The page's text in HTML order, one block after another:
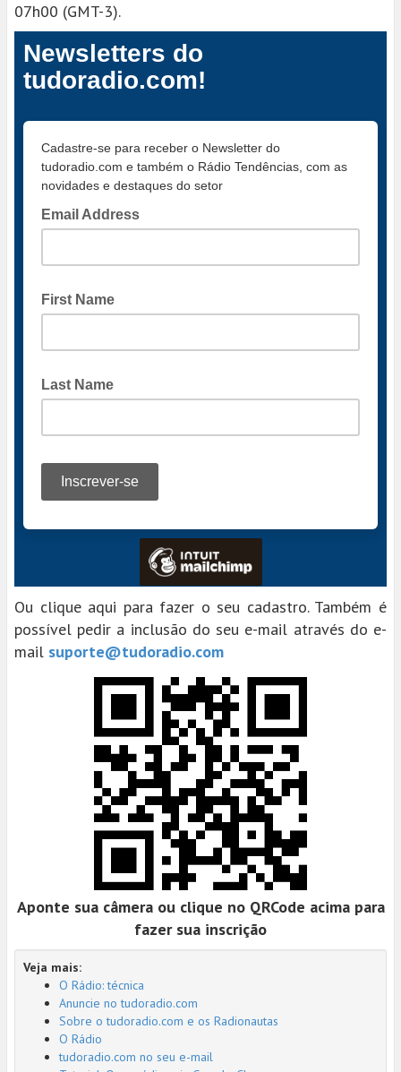
07h00 (GMT-3).
Ou clique aqui para fazer o seu cadastro. Também é
possível pedir a inclusão do seu e-mail através do e-
mail suporte@tudoradio.com
Aponte sua câmera ou clique no QRCode acima para
fazer sua inscrição
Veja mais:
O Rádio: técnica
Anuncie no tudoradio.com
Sobre o tudoradio.com e os Radionautas
O Rádio
tudoradio.com no seu e-mail